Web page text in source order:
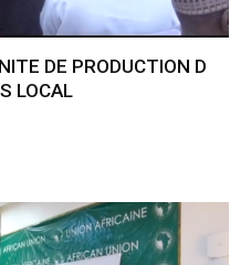
DE PRODUCTION D
LOCAL